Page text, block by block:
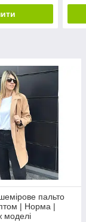
пальто
| Норма |
моделі